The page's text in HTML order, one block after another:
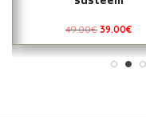
49.00€ 39.00€